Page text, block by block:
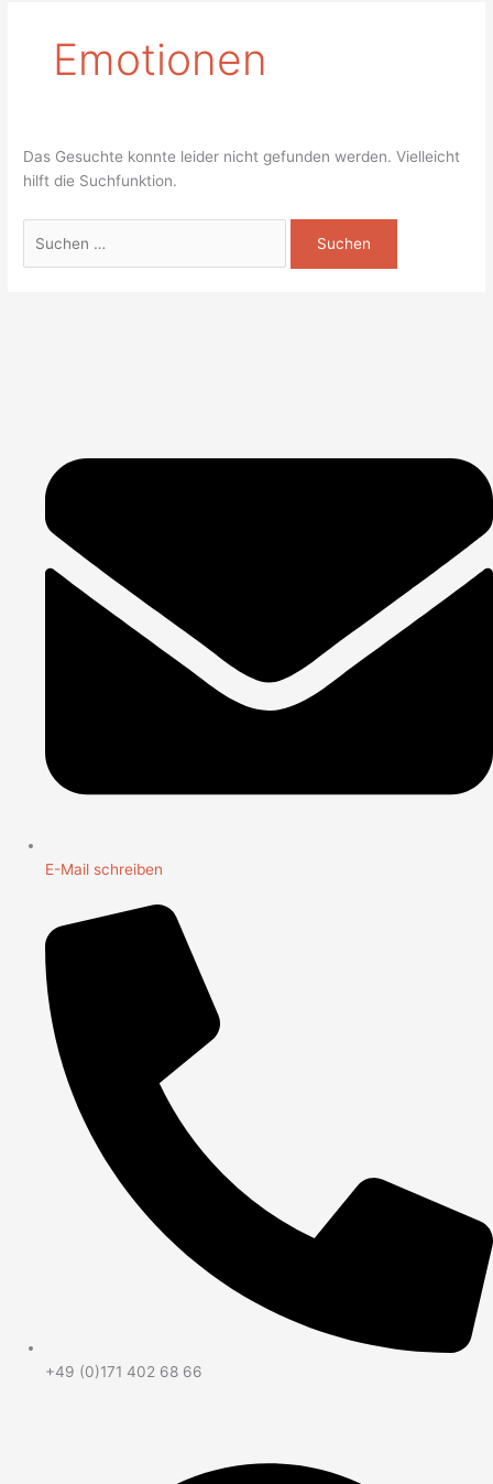
Emotionen
Das Gesuchte konnte leider nicht gefunden werden. Vielleicht
hilft die Suchfunktion.
E-Mail schreiben
+49 (0)171 402 68 66